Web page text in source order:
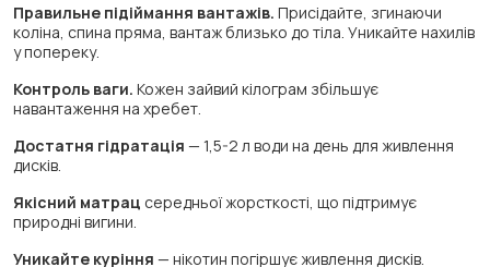
Правильне підіймання вантажів. Присідайте, згинаючи
коліна, спина пряма, вантаж близько до тіла. Уникайте нахилів
у попереку.
Контроль ваги. Кожен зайвий кілограм збільшує
навантаження на хребет.
Достатня гідратація — 1,5-2 л води на день для живлення
дисків.
Якісний матрац середньої жорсткості, що підтримує
природні вигини.
Уникайте куріння — нікотин погіршує живлення дисків.